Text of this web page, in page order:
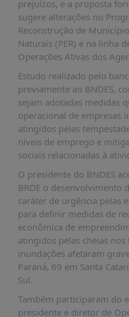
DADOS
FRENTE
PARLAMENTAR
SOBRE
A
FRENTE
MATERIAIS
INFORMAÇÕES
CURSOS
E
EVENTOS
INSCRIÇÕES
MATERIAIS
DISPONÍVEIS
PUBLICAÇÕES
REVISTA
RUMOS
prejuízos, e a proposta
sugere alterações no
Reconstrução de
Naturais (PER) e na linha
Operações Ativas dos
Estudo realizado pelo
previamente ao BNDES,
sejam adotadas medidas
operacional de empresas
atingidos pelas
níveis de emprego e
sociais relacionadas à
O presidente do BNDES
BRDE o desenvolvimento
caráter de urgência pelas
para definir medidas de
econômica de
atingidos pelas cheias nos
inundações afetaram
Paraná, 69 em Santa
Sul.
Também participaram do
presidente e diretor de